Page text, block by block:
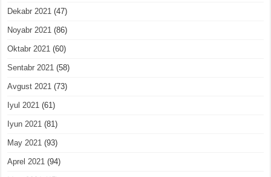
Dekabr 2021 (47)
Noyabr 2021 (86)
Oktabr 2021 (60)
Sentabr 2021 (58)
Avgust 2021 (73)
Iyul 2021 (61)
Iyun 2021 (81)
May 2021 (93)
Aprel 2021 (94)